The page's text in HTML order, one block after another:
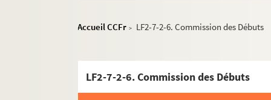
Accueil CCFr > LF2-7-2-6. Commission des Débuts
LF2-7-2-6. Commission des Débuts
LF1. Histoire du Nord de Lille